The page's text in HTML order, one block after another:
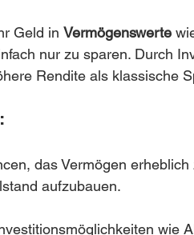
Geld in Vermögenswerte
nur zu sparen. Durch
Rendite als klassische
das Vermögen
aufzubauen.
wie